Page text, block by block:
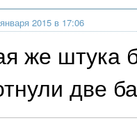
2015 в 17:06
же штука
две